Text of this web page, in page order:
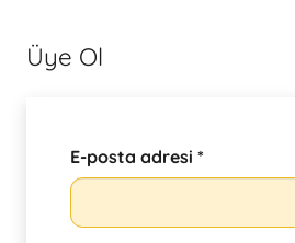
Üye Ol
E-posta adresi *